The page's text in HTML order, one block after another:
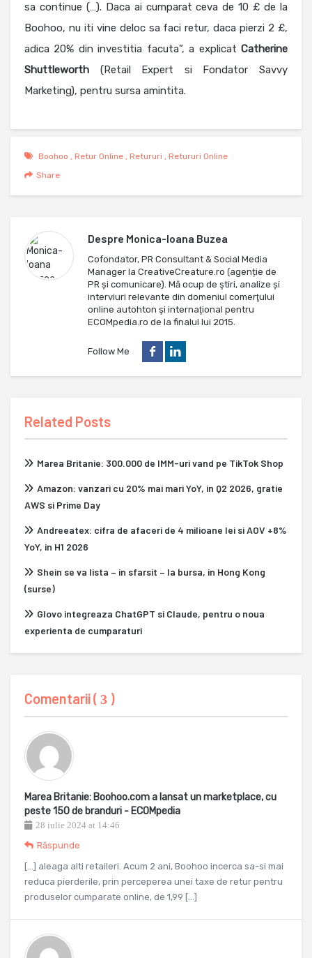
sa continue (…). Daca ai cumparat ceva de 10 £ de la
Boohoo, nu iti vine deloc sa faci retur, daca pierzi 2 £,
adica 20% din investitia facuta”, a explicat Catherine
Shuttleworth (Retail Expert si Fondator Savvy
Marketing), pentru sursa amintita.
Boohoo , Retur Online , Retururi , Retururi Online
Share
Despre Monica-Ioana Buzea
Cofondator, PR Consultant & Social Media
Manager la CreativeCreature.ro (agenție de
PR și comunicare). Mă ocup de ştiri, analize și
interviuri relevante din domeniul comerţului
online autohton şi internaţional pentru
ECOMpedia.ro de la finalul lui 2015.
Follow Me
Related Posts
Marea Britanie: 300.000 de IMM-uri vand pe TikTok Shop
Amazon: vanzari cu 20% mai mari YoY, in Q2 2026, gratie
AWS si Prime Day
Andreeatex: cifra de afaceri de 4 milioane lei si AOV +8%
YoY, in H1 2026
Shein se va lista – in sfarsit – la bursa, in Hong Kong
(surse)
Glovo integreaza ChatGPT si Claude, pentru o noua
experienta de cumparaturi
Comentarii ( 3 )
Marea Britanie: Boohoo.com a lansat un marketplace, cu
peste 150 de branduri - ECOMpedia
28 iulie 2024 at 14:46
Răspunde
[…] aleaga alti retaileri. Acum 2 ani, Boohoo incerca sa-si mai
reduca pierderile, prin perceperea unei taxe de retur pentru
produselor cumparate online, de 1,99 […]